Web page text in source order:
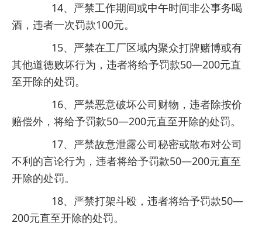
14、严禁工作期间或中午时间非公事务喝
酒，违者一次罚款100元。
15、严禁在工厂区域内聚众打牌赌博或有
其他道德败坏行为，违者将给予罚款50—200元直
至开除的处罚。
16、严禁恶意破坏公司财物，违者除按价
赔偿外，将给予罚款50—200元直至开除的处罚。
17、严禁故意泄露公司秘密或散布对公司
不利的言论行为，违者将给予罚款50—200元直至
开除的处罚。
18、严禁打架斗殴，违者将给予罚款50—
200元直至开除的处罚。